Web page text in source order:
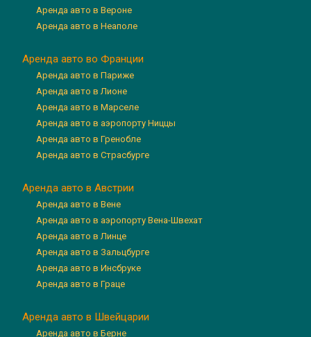
Аренда авто в Вероне
Аренда авто в Неаполе
Аренда авто во Франции
Аренда авто в Париже
Аренда авто в Лионе
Аренда авто в Марселе
Аренда авто в аэропорту Ниццы
Аренда авто в Гренобле
Аренда авто в Страсбурге
Аренда авто в Австрии
Аренда авто в Вене
Аренда авто в аэропорту Вена-Швехат
Аренда авто в Линце
Аренда авто в Зальцбурге
Аренда авто в Инсбруке
Аренда авто в Граце
Аренда авто в Швейцарии
Аренда авто в Берне